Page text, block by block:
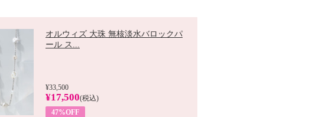
オルウィズ 大珠 無核淡水バロックパ
ール ス...
¥33,500
¥17,500(税込)
47%OFF